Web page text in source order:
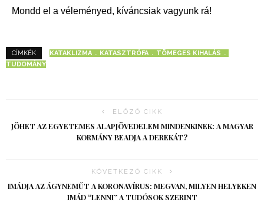
Mondd el a véleményed, kíváncsiak vagyunk rá!
CÍMKÉK KATAKLIZMA KATASZTRÓFA
TÖMEGES KIHALÁS
TUDOMÁNY
ELŐZŐ CIKK
JÖHET AZ EGYETEMES ALAPJÖVEDELEM MINDENKINEK: A MAGYAR
KORMÁNY BEADJA A DEREKÁT?
KÖVETKEZŐ CIKK
IMÁDJA AZ ÁGYNEMŰT A KORONAVÍRUS: MEGVAN, MILYEN HELYEKEN
IMÁD “LENNI” A TUDÓSOK SZERINT